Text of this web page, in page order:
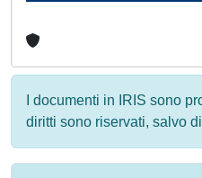
I documenti in IRIS sono
diritti sono riservati, salvo